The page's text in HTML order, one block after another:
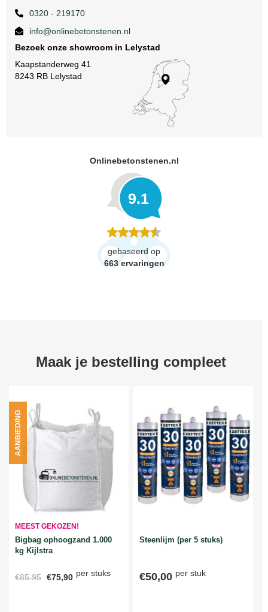
0320 - 219170
info@onlinebetonstenen.nl
Bezoek onze showroom in Lelystad
Kaapstanderweg 41
8243 RB Lelystad
Onlinebetonstenen.nl
9.1
gebaseerd op
663 ervaringen
Maak je bestelling compleet
MEEST GEKOZEN!
Bigbag ophoogzand 1.000
kg Kijlstra
€85,95 €75,90 per stuks
AANBIEDING
Steenlijm (per 5 stuks)
€50,00 per stuk